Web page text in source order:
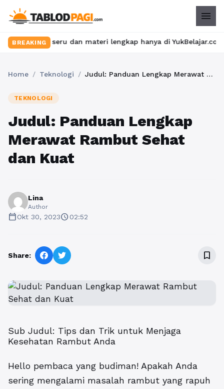
menu
BREAKING
seru dan materi lengkap hanya di YukBelajar.com. Mulai
Home / Teknologi / Judul: Panduan Lengkap Merawat Rambut Sehat dan Kuat
TEKNOLOGI
Judul: Panduan Lengkap
Merawat Rambut Sehat
dan Kuat
Lina
Author
calendar_todayOkt 30, 2023schedule02:52
Share: bookmark_border
Sub Judul: Tips dan Trik untuk Menjaga
Kesehatan Rambut Anda
Hello pembaca yang budiman! Apakah Anda
sering mengalami masalah rambut yang rapuh